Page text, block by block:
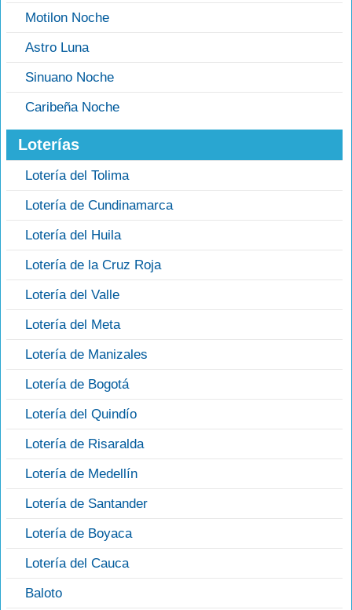
Motilon Noche
Astro Luna
Sinuano Noche
Caribeña Noche
Loterías
Lotería del Tolima
Lotería de Cundinamarca
Lotería del Huila
Lotería de la Cruz Roja
Lotería del Valle
Lotería del Meta
Lotería de Manizales
Lotería de Bogotá
Lotería del Quindío
Lotería de Risaralda
Lotería de Medellín
Lotería de Santander
Lotería de Boyaca
Lotería del Cauca
Baloto